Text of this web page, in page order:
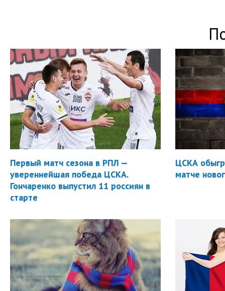
Первый матч сезона в РПЛ —
увереннейшая победа ЦСКА.
Гончаренко выпустил 11 россиян в
старте
ЦСКА
матче